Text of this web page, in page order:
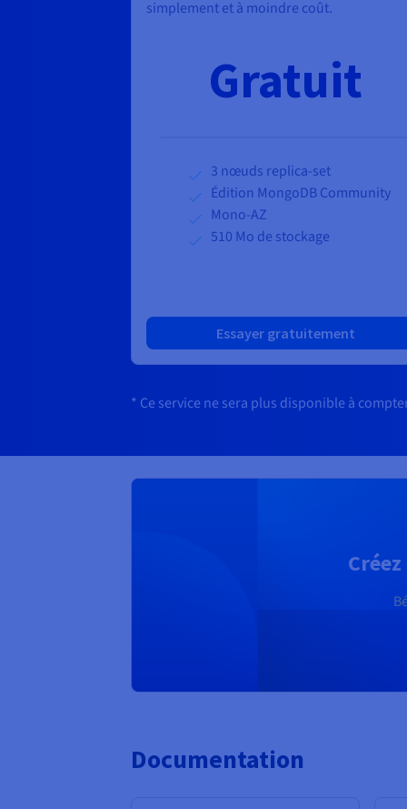
simplement et à moindre coût.
Gratuit
3 nœuds replica-set
Édition MongoDB Community
Mono-AZ
510 Mo de stockage
Essayer gratuitement
* Ce service ne sera plus disponible à
Documentation